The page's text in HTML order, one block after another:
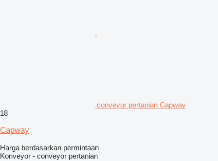
conveyor pertanian Capway
18
Capway
Harga berdasarkan permintaan
Konveyor - conveyor pertanian